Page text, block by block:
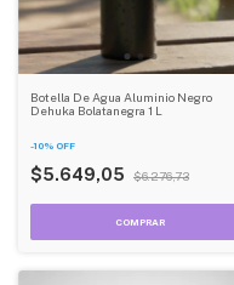
Botella De Agua Aluminio Negro
Dehuka Bolatanegra 1 L
-10% OFF
$5.649,05 $6.276,73